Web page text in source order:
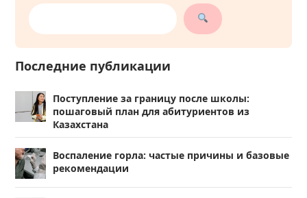
Последние публикации
Поступление за границу после школы:
пошаговый план для абитуриентов из
Казахстана
Воспаление горла: частые причины и базовые
рекомендации